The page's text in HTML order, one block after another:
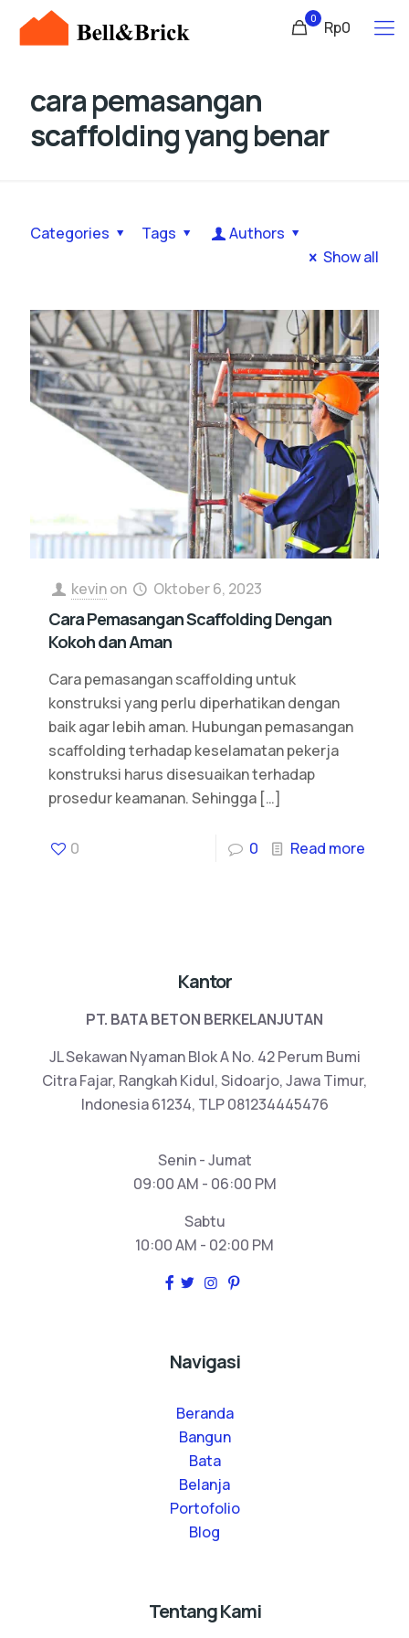
0 Rp0
cara pemasangan
scaffolding yang benar
Categories Tags
Authors
Show all
kevinon Oktober 6, 2023
Cara Pemasangan Scaffolding Dengan
Kokoh dan Aman
Cara pemasangan scaffolding untuk
konstruksi yang perlu diperhatikan dengan
baik agar lebih aman. Hubungan pemasangan
scaffolding terhadap keselamatan pekerja
konstruksi harus disesuaikan terhadap
prosedur keamanan. Sehingga […]
0 0 Read more
Kantor
PT. BATA BETON BERKELANJUTAN
JL Sekawan Nyaman Blok A No. 42 Perum Bumi
Citra Fajar, Rangkah Kidul, Sidoarjo, Jawa Timur,
Indonesia 61234, TLP 081234445476
Senin - Jumat
09:00 AM - 06:00 PM
Sabtu
10:00 AM - 02:00 PM
Navigasi
Beranda
Bangun
Bata
Belanja
Portofolio
Blog
Tentang Kami